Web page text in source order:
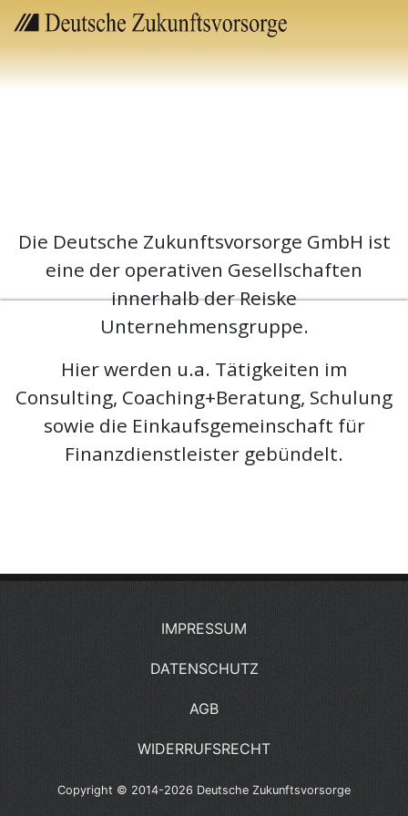
Die Deutsche Zukunftsvorsorge GmbH ist
eine der operativen Gesellschaften
innerhalb der Reiske
Unternehmensgruppe.
Hier werden u.a. Tätigkeiten im
Consulting, Coaching+Beratung, Schulung
sowie die Einkaufsgemeinschaft für
Finanzdienstleister gebündelt.
IMPRESSUM
DATENSCHUTZ
AGB
WIDERRUFSRECHT
Copyright © 2014-2026 Deutsche Zukunftsvorsorge